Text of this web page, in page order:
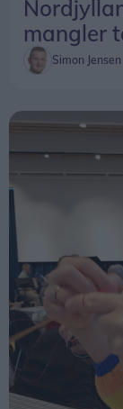
mangler
Simon Jensen